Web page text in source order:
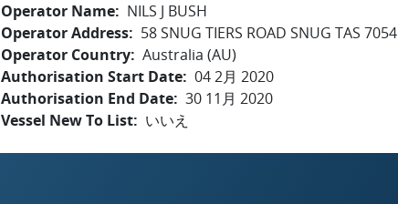
Operator Name
NILS J BUSH
Operator Address
58 SNUG TIERS ROAD SNUG TAS 7054
Operator Country Australia (AU)
Authorisation Start Date 04 2月 2020
Authorisation End Date 30 11月 2020
Vessel New To List
いいえ